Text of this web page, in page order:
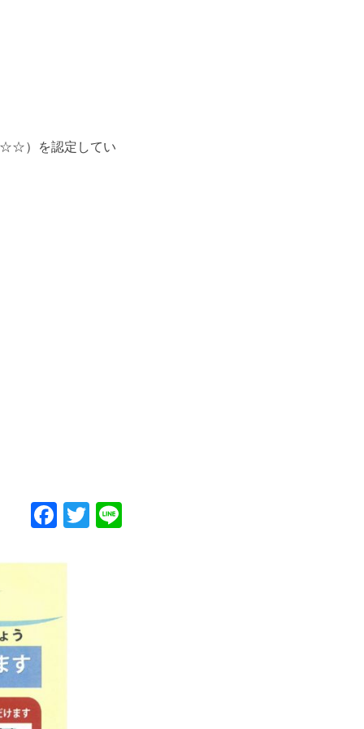
☆☆）を認定してい
Facebook
Twitter
Line